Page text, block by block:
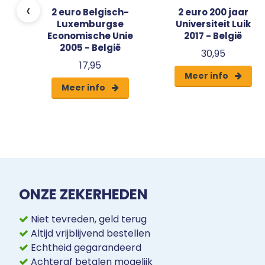
‹
2 euro Belgisch-
Luxemburgse
Economische Unie
2005 - België
17,95
Meer info
2 euro 200 jaar
Universiteit Luik
2017 - België
30,95
Meer info
ONZE ZEKERHEDEN
Niet tevreden, geld terug
Altijd vrijblijvend bestellen
Echtheid gegarandeerd
Achteraf betalen mogelijk